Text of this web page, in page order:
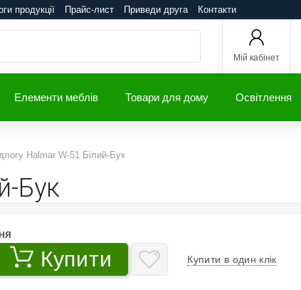
продукції Прайс-лист Приведи друга Контакти
Мій кабінет
Елементи меблів Товари для дому Освітлення
Halmar W-51 Білий-Бук
Бук
Купити Купити в один клік